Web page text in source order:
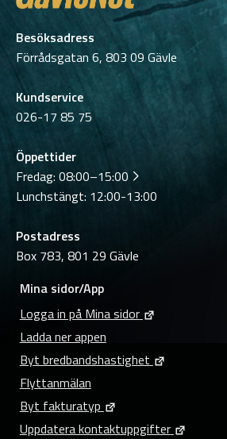
Besöksadress
Förrådsgatan 6, 803 09 Gävle
Kundservice
026-17 85 75
Öppettider
Fredag: 08:00–15:00
Lunchstängt: 12:00-13:00
Postadress
Box 783, 801 29 Gävle
Mina sidor/App
Logga in på Mina sidor
Ladda ner appen
Byt bredbandshastighet
Flyttanmälan
Byt fakturatyp
Uppdatera kontaktuppgifter